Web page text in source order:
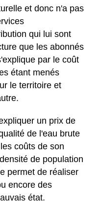
et donc n'a pas
qui lui sont
que les abonnés
par le coût
étant menés
le territoire et
un prix de
de l'eau brute
coûts de son
de population
permet de réaliser
encore des
état.